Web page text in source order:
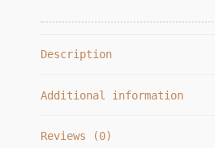
Description
Additional information
Reviews (0)